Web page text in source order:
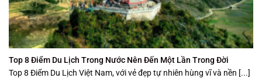
Top 8 Điểm Du Lịch Trong Nước Nên Đến Một Lần Trong Đời
Top 8 Điểm Du Lịch Việt Nam, với vẻ đẹp tự nhiên hùng vĩ và nền [...]